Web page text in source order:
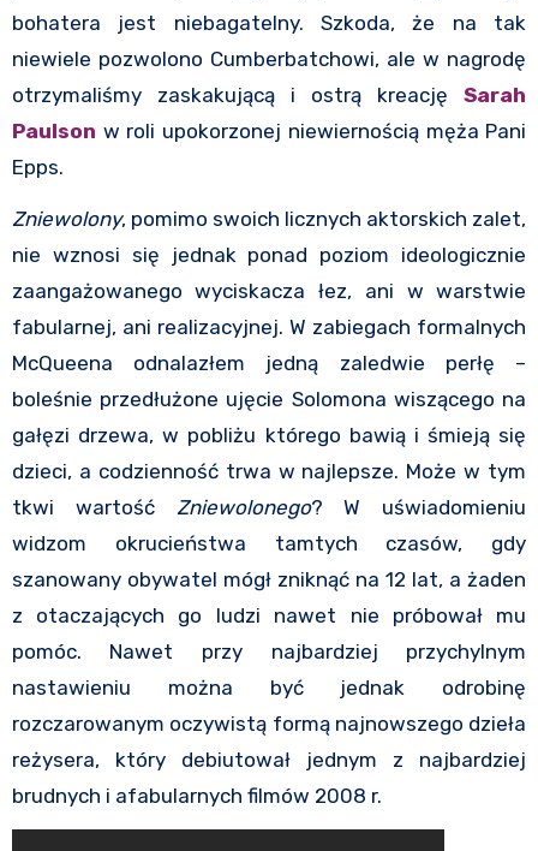
bohatera jest niebagatelny. Szkoda, że na tak
niewiele pozwolono Cumberbatchowi, ale w nagrodę
otrzymaliśmy zaskakującą i ostrą kreacjęSarah
Paulson w roli upokorzonej niewiernością męża Pani
Epps.
Zniewolony, pomimo swoich licznych aktorskich zalet,
nie wznosi się jednak ponad poziom ideologicznie
zaangażowanego wyciskacza łez, ani w warstwie
fabularnej, ani realizacyjnej. W zabiegach formalnych
McQueena odnalazłem jedną zaledwie perłę –
boleśnie przedłużone ujęcie Solomona wiszącego na
gałęzi drzewa, w pobliżu którego bawią i śmieją się
dzieci, a codzienność trwa w najlepsze. Może w tym
tkwi wartość Zniewolonego? W uświadomieniu
widzom okrucieństwa tamtych czasów, gdy
szanowany obywatel mógł zniknąć na 12 lat, a żaden
z otaczających go ludzi nawet nie próbował mu
pomóc. Nawet przy najbardziej przychylnym
nastawieniu można być jednak odrobinę
rozczarowanym oczywistą formą najnowszego dzieła
reżysera, który debiutował jednym z najbardziej
brudnych i afabularnych filmów 2008 r.